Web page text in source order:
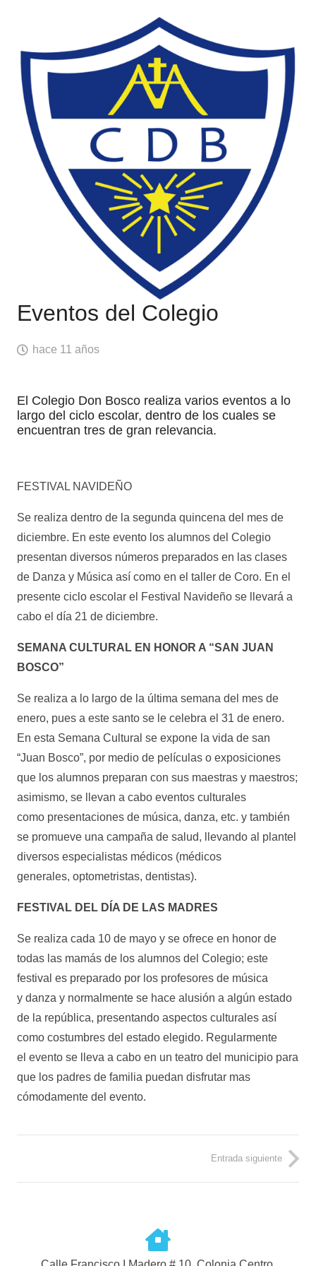
Eventos del Colegio
hace 11 años
El Colegio Don Bosco realiza varios eventos a lo
largo del ciclo escolar, dentro de los cuales se
encuentran tres de gran relevancia.
FESTIVAL NAVIDEÑO
Se realiza dentro de la segunda quincena del mes de
diciembre. En este evento los alumnos del Colegio
presentan diversos números preparados en las clases
de Danza y Música así como en el taller de Coro. En el
presente ciclo escolar el Festival Navideño se llevará a
cabo el día 21 de diciembre.
SEMANA CULTURAL EN HONOR A “SAN JUAN
BOSCO”
Se realiza a lo largo de la última semana del mes de
enero, pues a este santo se le celebra el 31 de enero.
En esta Semana Cultural se expone la vida de san
“Juan Bosco”, por medio de películas o exposiciones
que los alumnos preparan con sus maestras y maestros;
asimismo, se llevan a cabo eventos culturales
como presentaciones de música, danza, etc. y también
se promueve una campaña de salud, llevando al plantel
diversos especialistas médicos (médicos
generales, optometristas, dentistas).
FESTIVAL DEL DÍA DE LAS MADRES
Se realiza cada 10 de mayo y se ofrece en honor de
todas las mamás de los alumnos del Colegio; este
festival es preparado por los profesores de música
y danza y normalmente se hace alusión a algún estado
de la república, presentando aspectos culturales así
como costumbres del estado elegido. Regularmente
el evento se lleva a cabo en un teatro del municipio para
que los padres de familia puedan disfrutar mas
cómodamente del evento.
Entrada siguiente